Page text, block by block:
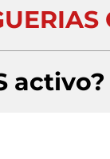
activo?